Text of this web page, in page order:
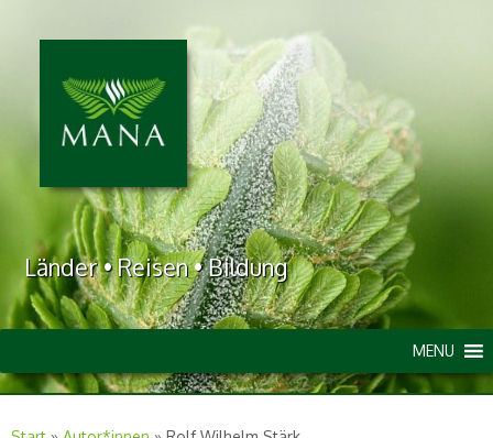
Länder • Reisen • Bildung
MENU